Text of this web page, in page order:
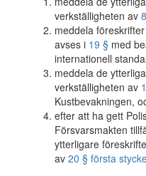
verkställigheten av
meddela
avses i 19 § med
internationell
meddela de
verkställigheten av
Kustbevakningen,
efter att ha gett
Försvarsmakten
ytterligare
av 20 § första